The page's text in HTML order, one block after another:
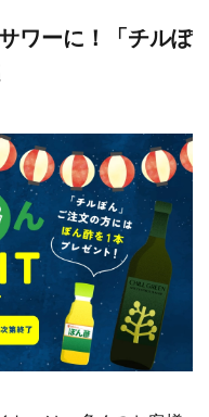
ワーに！「チルぽ